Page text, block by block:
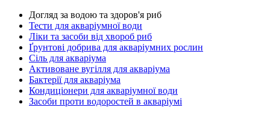
Догляд за водою та здоров'я риб
Тести для акваріумної води
Ліки та засоби від хвороб риб
Ґрунтові добрива для акваріумних рослин
Сіль для акваріума
Активоване вугілля для акваріума
Бактерії для акваріума
Кондиціонери для акваріумної води
Засоби проти водоростей в акваріумі